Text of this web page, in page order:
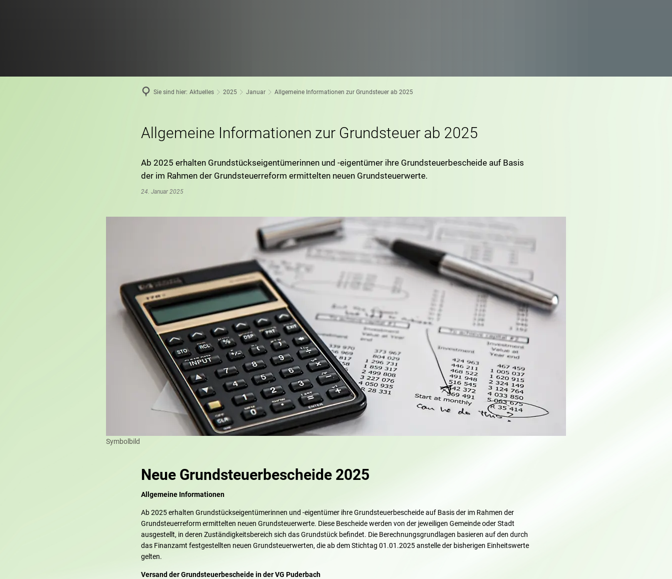
Sie sind hier: Aktuelles 2025 Januar Allgemeine Informationen zur Grundsteuer ab 2025
Allgemeine Informationen zur Grundsteuer ab 2025
Ab 2025 erhalten Grundstückseigentümerinnen und -eigentümer ihre Grundsteuerbescheide auf Basis
der im Rahmen der Grundsteuerreform ermittelten neuen Grundsteuerwerte.
24. Januar 2025
Symbolbild
Neue Grundsteuerbescheide 2025
Allgemeine Informationen
Ab 2025 erhalten Grundstückseigentümerinnen und -eigentümer ihre Grundsteuerbescheide auf Basis der im Rahmen der
Grundsteuerreform ermittelten neuen Grundsteuerwerte. Diese Bescheide werden von der jeweiligen Gemeinde oder Stadt
ausgestellt, in deren Zuständigkeitsbereich sich das Grundstück befindet. Die Berechnungsgrundlagen basieren auf den durch
das Finanzamt festgestellten neuen Grundsteuerwerten, die ab dem Stichtag 01.01.2025 anstelle der bisherigen Einheitswerte
gelten.
Versand der Grundsteuerbescheide in der VG Puderbach